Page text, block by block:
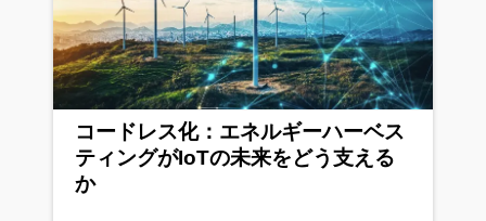
コードレス化：エネルギーハーベス
ティングがIoTの未来をどう支える
か